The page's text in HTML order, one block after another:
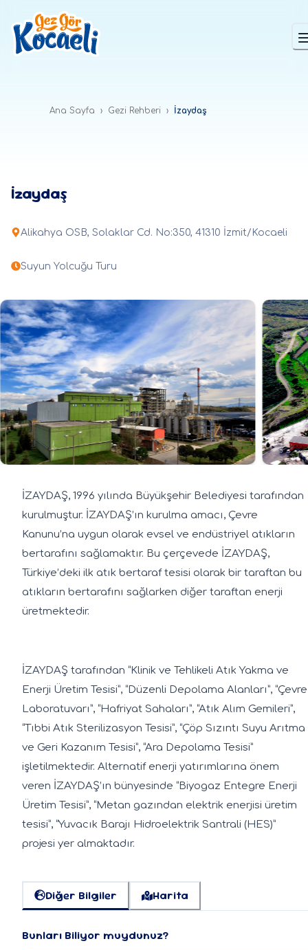
Ana Sayfa › Gezi Rehberi › İzaydaş
İzaydaş
Alikahya OSB, Solaklar Cd. No:350, 41310 İzmit/Kocaeli
Suyun Yolcuğu Turu
İZAYDAŞ, 1996 yılında Büyükşehir Belediyesi tarafından
kurulmuştur. İZAYDAŞ’ın kurulma amacı, Çevre
Kanunu’na uygun olarak evsel ve endüstriyel atıkların
bertarafını sağlamaktır. Bu çerçevede İZAYDAŞ,
Türkiye’deki ilk atık bertaraf tesisi olarak bir taraftan bu
atıkların bertarafını sağlarken diğer taraftan enerji
üretmektedir.
İZAYDAŞ tarafından “Klinik ve Tehlikeli Atık Yakma ve
Enerji Üretim Tesisi”, “Düzenli Depolama Alanları”, “Çevre
Laboratuvarı”, “Hafriyat Sahaları”, “Atık Alım Gemileri”,
“Tıbbi Atık Sterilizasyon Tesisi”, “Çöp Sızıntı Suyu Arıtma
ve Geri Kazanım Tesisi”, “Ara Depolama Tesisi”
işletilmektedir. Alternatif enerji yatırımlarına önem
veren İZAYDAŞ’ın bünyesinde “Biyogaz Entegre Enerji
Üretim Tesisi”, “Metan gazından elektrik enerjisi üretim
tesisi”, “Yuvacık Barajı Hidroelektrik Santrali (HES)”
projesi yer almaktadır.
Diğer Bilgiler Harita
Bunları Biliyor muydunuz?